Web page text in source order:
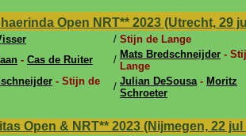
Open NRT** 2023 (Utrecht, 29
/ Stijn de Lange
- Cas de Ruiter / Mats Bredschneijder -
Lange
- Stijn de
/ Julian DeSousa- Moritz
Schroeter
Open & NRT** 2023 (Nijmegen, 22